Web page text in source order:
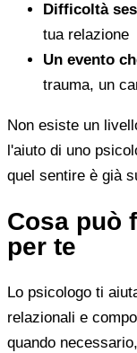
Difficoltà
tua relazione
Un evento
trauma, un
Non esiste un
l'aiuto di uno
quel sentire è già
Cosa può
per te
Lo psicologo ti
relazionali e
quando